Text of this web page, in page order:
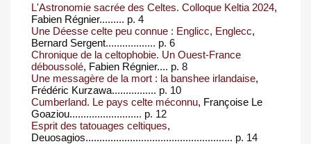
L'Astronomie sacrée des Celtes. Colloque Keltia 2024,
Fabien Régnier......... p. 4
Une Déesse celte peu connue : Englicc, Englecc,
Bernard Sergent.................. p. 6
Chronique de la celtophobie. Un Ouest-France
déboussolé, Fabien Régnier.... p. 8
Une messagère de la mort : la banshee irlandaise,
Frédéric Kurzawa................ p. 10
Cumberland. Le pays celte méconnu, Françoise Le
Goaziou.......................... p. 12
Esprit des tatouages celtiques,
Deuosagios..................................................... p. 14